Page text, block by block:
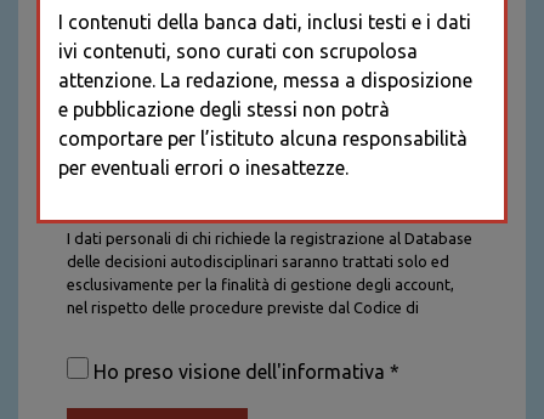
I dati personali di chi richiede la registrazione al Database
delle decisioni autodisciplinari saranno trattati solo ed
esclusivamente per la finalità di gestione degli account,
nel rispetto delle procedure previste dal Codice di
saranno trattati con tutte le cautele richieste dalla legge e
saranno conservati per la durata stabilita caso per caso
Ho preso visione dell'informativa *
I contenuti della banca dati, inclusi testi e i dati
ivi contenuti, sono curati con scrupolosa
attenzione. La redazione, messa a disposizione
e pubblicazione degli stessi non potrà
comportare per l’istituto alcuna responsabilità
per eventuali errori o inesattezze.